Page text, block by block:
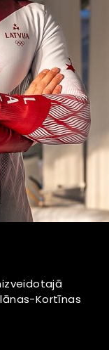
Kortīnas